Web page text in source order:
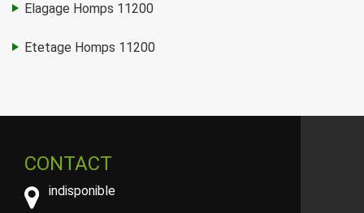
Elagage Homps 11200
Etetage Homps 11200
CONTACT
indisponible